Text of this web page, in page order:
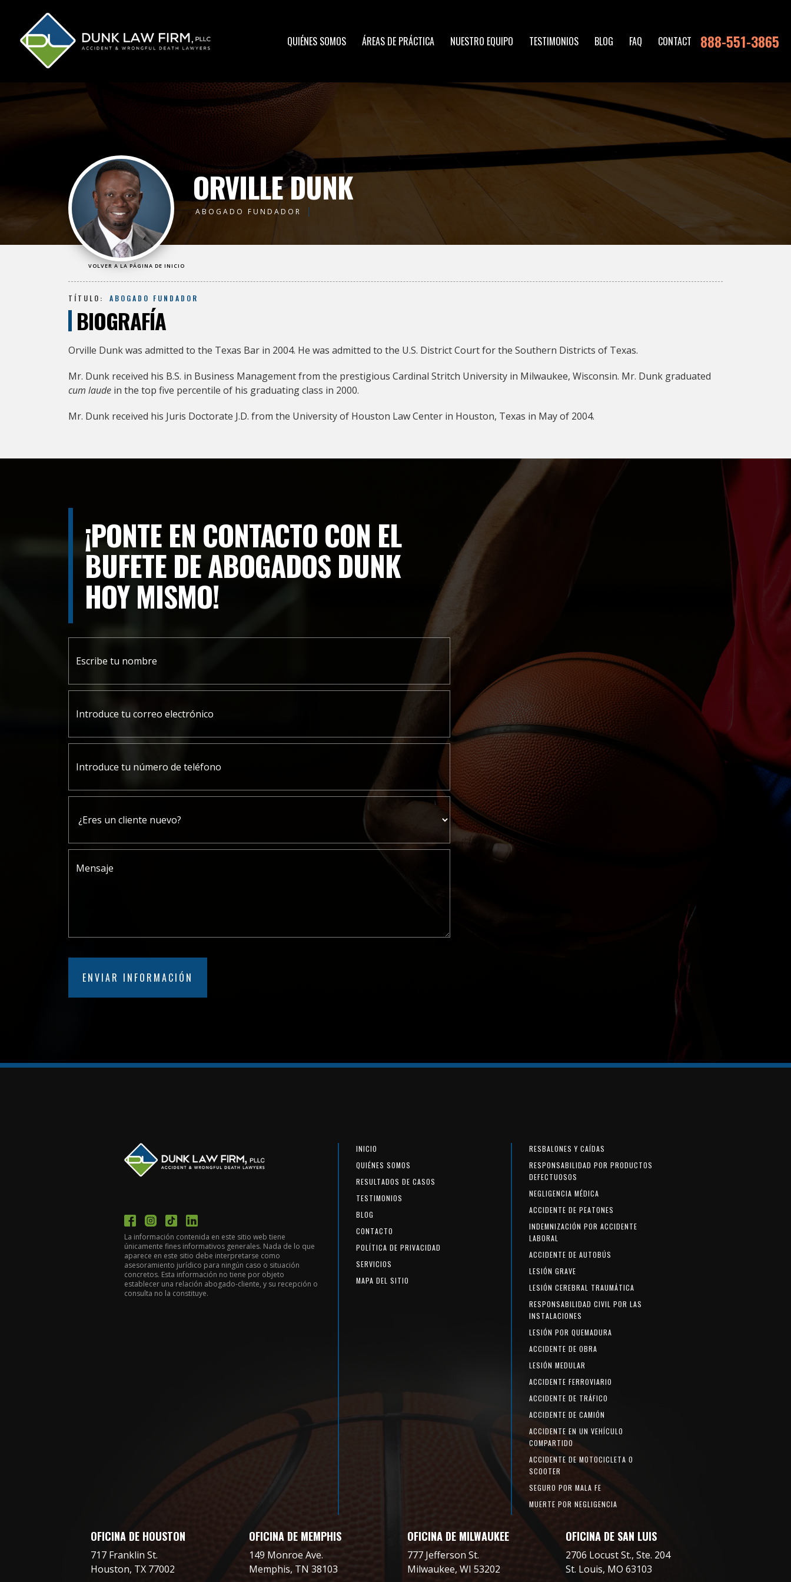
QUIÉNES SOMOS ÁREAS DE PRÁCTICA NUESTRO EQUIPO TESTIMONIOS BLOG FAQ CONTACT 888-551-3865
ORVILLE DUNK
ABOGADO FUNDADOR
VOLVER A LA PÁGINA DE INICIO
TÍTULO: ABOGADO FUNDADOR
BIOGRAFÍA
Orville Dunk was admitted to the Texas Bar in 2004. He was admitted to the U.S. District Court for the Southern Districts of Texas.
Mr. Dunk received his B.S. in Business Management from the prestigious Cardinal Stritch University in Milwaukee, Wisconsin. Mr. Dunk graduated
cum laude in the top five percentile of his graduating class in 2000.
Mr. Dunk received his Juris Doctorate J.D. from the University of Houston Law Center in Houston, Texas in May of 2004.
¡PONTE EN CONTACTO CON EL
BUFETE DE ABOGADOS DUNK
HOY MISMO!
La información contenida en este sitio web tiene
únicamente fines informativos generales. Nada de lo que
aparece en este sitio debe interpretarse como
asesoramiento jurídico para ningún caso o situación
concretos. Esta información no tiene por objeto
establecer una relación abogado-cliente, y su recepción o
consulta no la constituye.
INICIO
QUIÉNES SOMOS
RESULTADOS DE CASOS
TESTIMONIOS
BLOG
CONTACTO
POLÍTICA DE PRIVACIDAD
SERVICIOS
MAPA DEL SITIO
RESBALONES Y CAÍDAS
RESPONSABILIDAD POR PRODUCTOS
DEFECTUOSOS
NEGLIGENCIA MÉDICA
ACCIDENTE DE PEATONES
INDEMNIZACIÓN POR ACCIDENTE
LABORAL
ACCIDENTE DE AUTOBÚS
LESIÓN GRAVE
LESIÓN CEREBRAL TRAUMÁTICA
RESPONSABILIDAD CIVIL POR LAS
INSTALACIONES
LESIÓN POR QUEMADURA
ACCIDENTE DE OBRA
LESIÓN MEDULAR
ACCIDENTE FERROVIARIO
ACCIDENTE DE TRÁFICO
ACCIDENTE DE CAMIÓN
ACCIDENTE EN UN VEHÍCULO
COMPARTIDO
ACCIDENTE DE MOTOCICLETA O
SCOOTER
SEGURO POR MALA FE
MUERTE POR NEGLIGENCIA
OFICINA DE HOUSTON
717 Franklin St.
Houston, TX 77002
OFICINA DE MEMPHIS
149 Monroe Ave.
Memphis, TN 38103
OFICINA DE MILWAUKEE
777 Jefferson St.
Milwaukee, WI 53202
OFICINA DE SAN LUIS
2706 Locust St., Ste. 204
St. Louis, MO 63103